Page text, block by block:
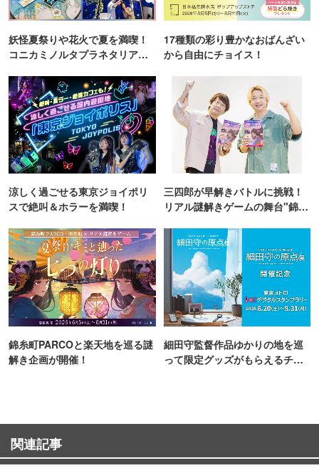
妖怪夏祭りや花火で夏を満喫！
コニカミノルタプラネタリア
17種類の彩り豊かなおばんざい
から自由にチョイス！
涼しく過ごせる東京ジョイポリ
スで絶叫＆ホラーを満喫！
三四郎が早解きバトルに挑戦！
リアル謎解きゲームの舞台"錦糸
錦糸町PARCOと楽天地を巡る謎
解き企画が開催！
細田守監督作品ゆかりの地を巡
って限定グッズがもらえるチャ
関連記事